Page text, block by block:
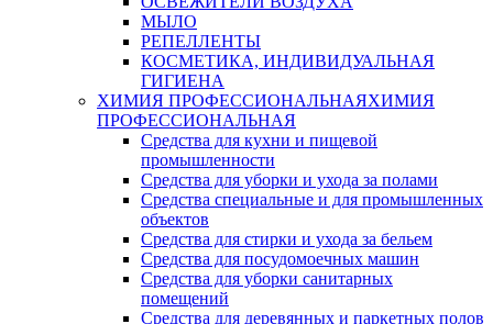
МЫЛО
РЕПЕЛЛЕНТЫ
КОСМЕТИКА, ИНДИВИДУАЛЬНАЯ
ГИГИЕНА
ХИМИЯ ПРОФЕССИОНАЛЬНАЯХИМИЯ
ПРОФЕССИОНАЛЬНАЯ
Средства для кухни и пищевой
промышленности
Средства для уборки и ухода за полами
Средства специальные и для промышленных
объектов
Средства для стирки и ухода за бельем
Средства для посудомоечных машин
Средства для уборки санитарных
помещений
Средства для деревянных и паркетных полов